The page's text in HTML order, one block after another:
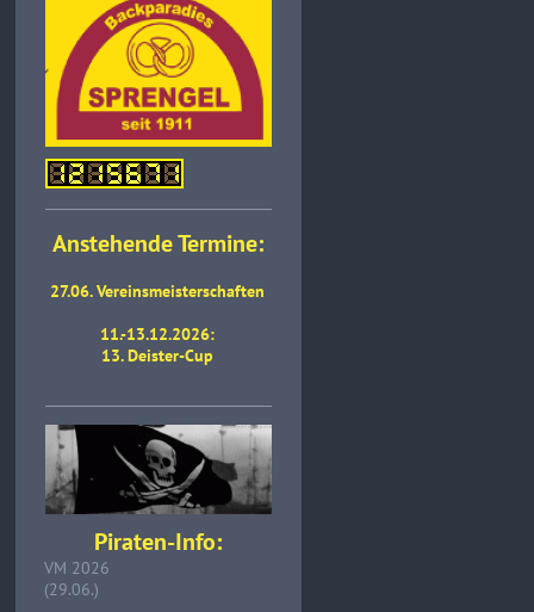
Anstehende Termine:
27.06. Vereinsmeisterschaften
11.-13.12.2026:
13. Deister-Cup
Piraten-Info:
VM 2026
(29.06.)